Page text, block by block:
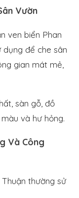
Vườn
ven biển Phan
dụng để che sân
gian mát mẻ,
sàn gỗ, đồ
và hư hỏng.
Và Công
thường sử